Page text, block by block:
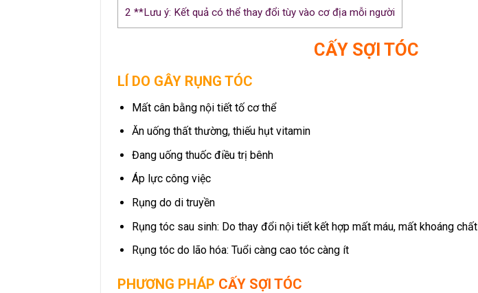
2 **Lưu ý: Kết quả có thể thay đổi tùy vào cơ địa mỗi người
CẤY SỢI TÓC
LÍ DO GÂY RỤNG TÓC
Mất cân bằng nội tiết tố cơ thể
Ăn uống thất thường, thiếu hụt vitamin
Đang uống thuốc điều trị bênh
Áp lực công việc
Rụng do di truyền
Rụng tóc sau sinh: Do thay đổi nội tiết kết hợp mất máu, mất khoáng chất
Rụng tóc do lão hóa: Tuổi càng cao tóc càng ít
PHƯƠNG PHÁP CẤY SỢI TÓC